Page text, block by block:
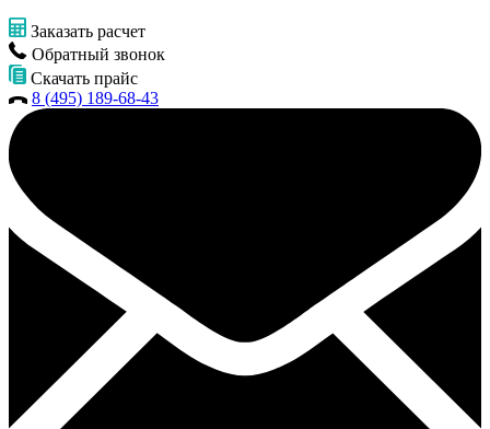
Заказать расчет
Обратный звонок
Скачать прайс
8 (495) 189-68-43